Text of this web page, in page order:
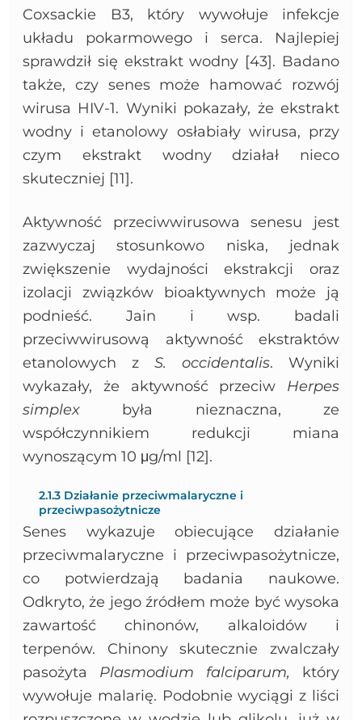
Coxsackie B3, który wywołuje infekcje
układu pokarmowego i serca. Najlepiej
sprawdził się ekstrakt wodny [43]. Badano
także, czy senes może hamować rozwój
wirusa HIV-1. Wyniki pokazały, że ekstrakt
wodny i etanolowy osłabiały wirusa, przy
czym ekstrakt wodny działał nieco
skuteczniej [11].
Aktywność przeciwwirusowa senesu jest
zazwyczaj stosunkowo niska, jednak
zwiększenie wydajności ekstrakcji oraz
izolacji związków bioaktywnych może ją
podnieść. Jain i wsp. badali
przeciwwirusową aktywność ekstraktów
etanolowych z S. occidentalis. Wyniki
wykazały, że aktywność przeciw Herpes
simplex była nieznaczna, ze
współczynnikiem redukcji miana
wynoszącym 10 μg/ml [12].
2.1.3 Działanie przeciwmalaryczne i
przeciwpasożytnicze
Senes wykazuje obiecujące działanie
przeciwmalaryczne i przeciwpasożytnicze,
co potwierdzają badania naukowe.
Odkryto, że jego źródłem może być wysoka
zawartość chinonów, alkaloidów i
terpenów. Chinony skutecznie zwalczały
pasożyta Plasmodium falciparum, który
wywołuje malarię. Podobnie wyciągi z liści